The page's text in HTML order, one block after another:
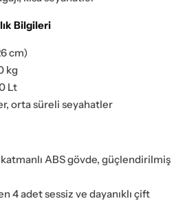
Bilgileri
cm)
kg
Lt
orta süreli seyahatler
ABS gövde, güçlendirilmiş
4 adet sessiz ve dayanıklı çift